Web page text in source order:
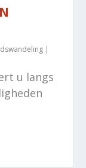
|
u langs